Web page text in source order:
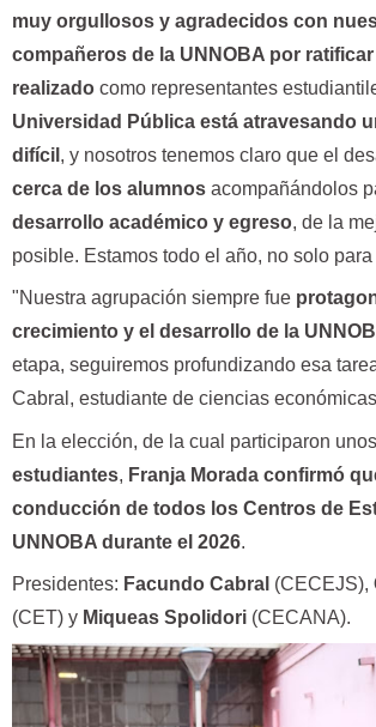
muy orgullosos y agradecidos con
compañeros de la UNNOBA por
realizado como representantes
Universidad Pública está atravesando
difícil , y nosotros tenemos claro que el
cerca de los alumnos acompañándolos
desarrollo académico y egreso, de la
posible. Estamos todo el año, no solo
"Nuestra agrupación siempre fue
crecimiento y el desarrollo de la
etapa, seguiremos profundizando esa
Cabral, estudiante de ciencias
En la elección, de la cual participaron unos
estudiantes, Franja Morada confirmó
conducción de todos los Centros de
UNNOBA durante el 2026.
Presidentes: Facundo Cabral (CECEJS),
(CET) y Miqueas Spolidori (CECANA).